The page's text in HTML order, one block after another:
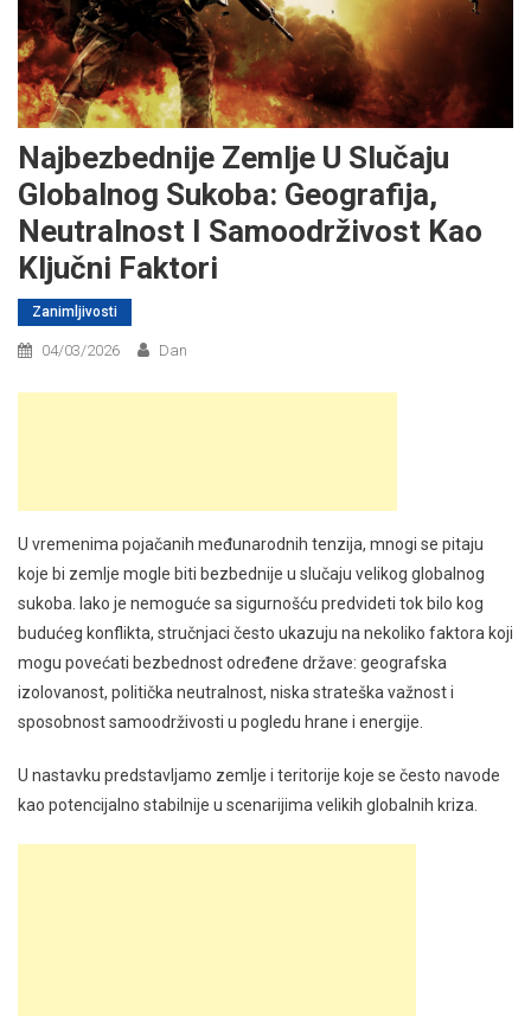
Najbezbednije Zemlje U Slučaju
Globalnog Sukoba: Geografija,
Neutralnost I Samoodrživost Kao
Ključni Faktori
Zanimljivosti
04/03/2026 Dan
U vremenima pojačanih međunarodnih tenzija, mnogi se pitaju
koje bi zemlje mogle biti bezbednije u slučaju velikog globalnog
sukoba. Iako je nemoguće sa sigurnošću predvideti tok bilo kog
budućeg konflikta, stručnjaci često ukazuju na nekoliko faktora koji
mogu povećati bezbednost određene države: geografska
izolovanost, politička neutralnost, niska strateška važnost i
sposobnost samoodrživosti u pogledu hrane i energije.
U nastavku predstavljamo zemlje i teritorije koje se često navode
kao potencijalno stabilnije u scenarijima velikih globalnih kriza.